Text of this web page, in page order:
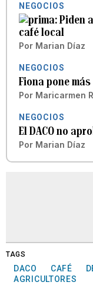
NEGOCIOS
Piden
café local
Por Marian Díaz
NEGOCIOS
Fiona pone
Por Maricarmen
NEGOCIOS
El DACO no
Por Marian Díaz
TAGS
DACO CAFÉ
AGRICULTORES